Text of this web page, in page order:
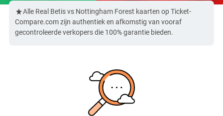
Alle Real Betis vs Nottingham Forest kaarten op Ticket-
Compare.com zijn authentiek en afkomstig van vooraf
gecontroleerde verkopers die 100% garantie bieden.